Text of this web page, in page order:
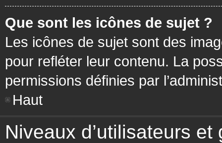
Que sont les icônes de sujet ?
Les icônes de sujet sont des
pour refléter leur contenu. La
permissions définies par
Haut
Niveaux d’utilisateurs et